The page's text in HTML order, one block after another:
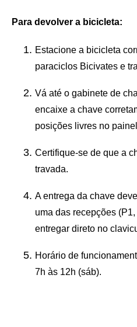
Para devolver a bicicleta:
Estacione a bicicleta
paraciclos Bicivates e
Vá até o gabinete de
encaixe a chave
posições livres no
Certifique-se de que a
travada.
A entrega da chave
uma das recepções
entregar direto no
Horário de
7h às 12h (sáb).